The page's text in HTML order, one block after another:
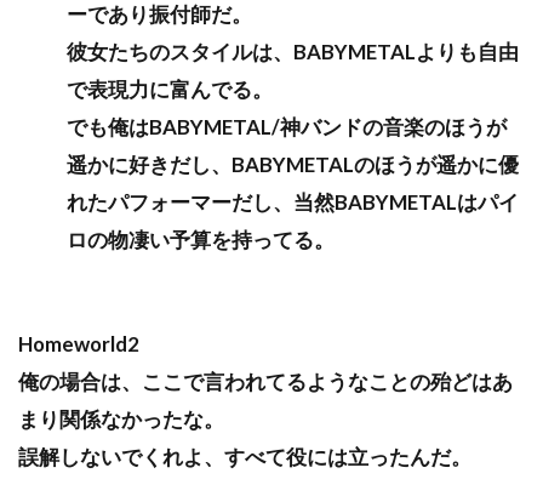
ーであり振付師だ。
彼女たちのスタイルは、BABYMETALよりも自由
で表現力に富んでる。
でも俺はBABYMETAL/神バンドの音楽のほうが
遥かに好きだし、BABYMETALのほうが遥かに優
れたパフォーマーだし、当然BABYMETALはパイ
ロの物凄い予算を持ってる。
Homeworld2
俺の場合は、ここで言われてるようなことの殆どはあ
まり関係なかったな。
誤解しないでくれよ、すべて役には立ったんだ。